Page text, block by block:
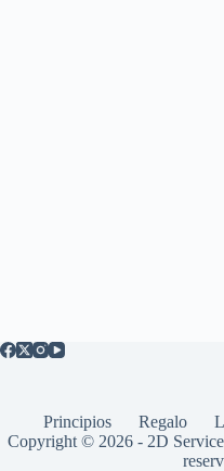
Principios Regalo
Copyright © 2026 - 2D